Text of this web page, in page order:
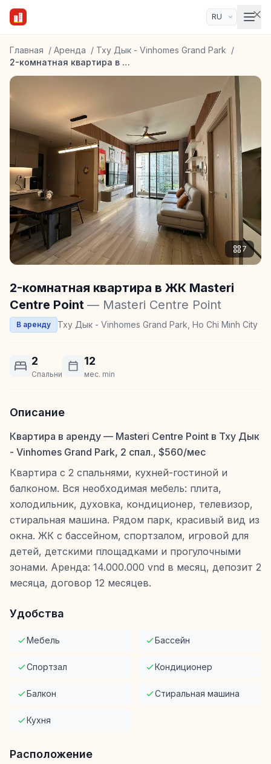
Главная / Аренда / Тху Дык - Vinhomes Grand Park /
2-комнатная квартира в ЖК Masteri Centre Point
7
2-комнатная квартира в ЖК Masteri
Centre Point — Masteri Centre Point
В аренду Тху Дык - Vinhomes Grand Park, Ho Chi Minh City
2
Спальни
12
мес. min
Описание
Квартира в аренду — Masteri Centre Point в Тху Дык
- Vinhomes Grand Park, 2 спал., $560/мес
Квартира с 2 спальнями, кухней-гостиной и
балконом. Вся необходимая мебель: плита,
холодильник, духовка, кондиционер, телевизор,
стиральная машина. Рядом парк, красивый вид из
окна. ЖК с бассейном, спортзалом, игровой для
детей, детскими площадками и прогулочными
зонами. Аренда: 14.000.000 vnd в месяц, депозит 2
месяца, договор 12 месяцев.
Удобства
Мебель Бассейн
Спортзал Кондиционер
Балкон Стиральная машина
Кухня
Расположение